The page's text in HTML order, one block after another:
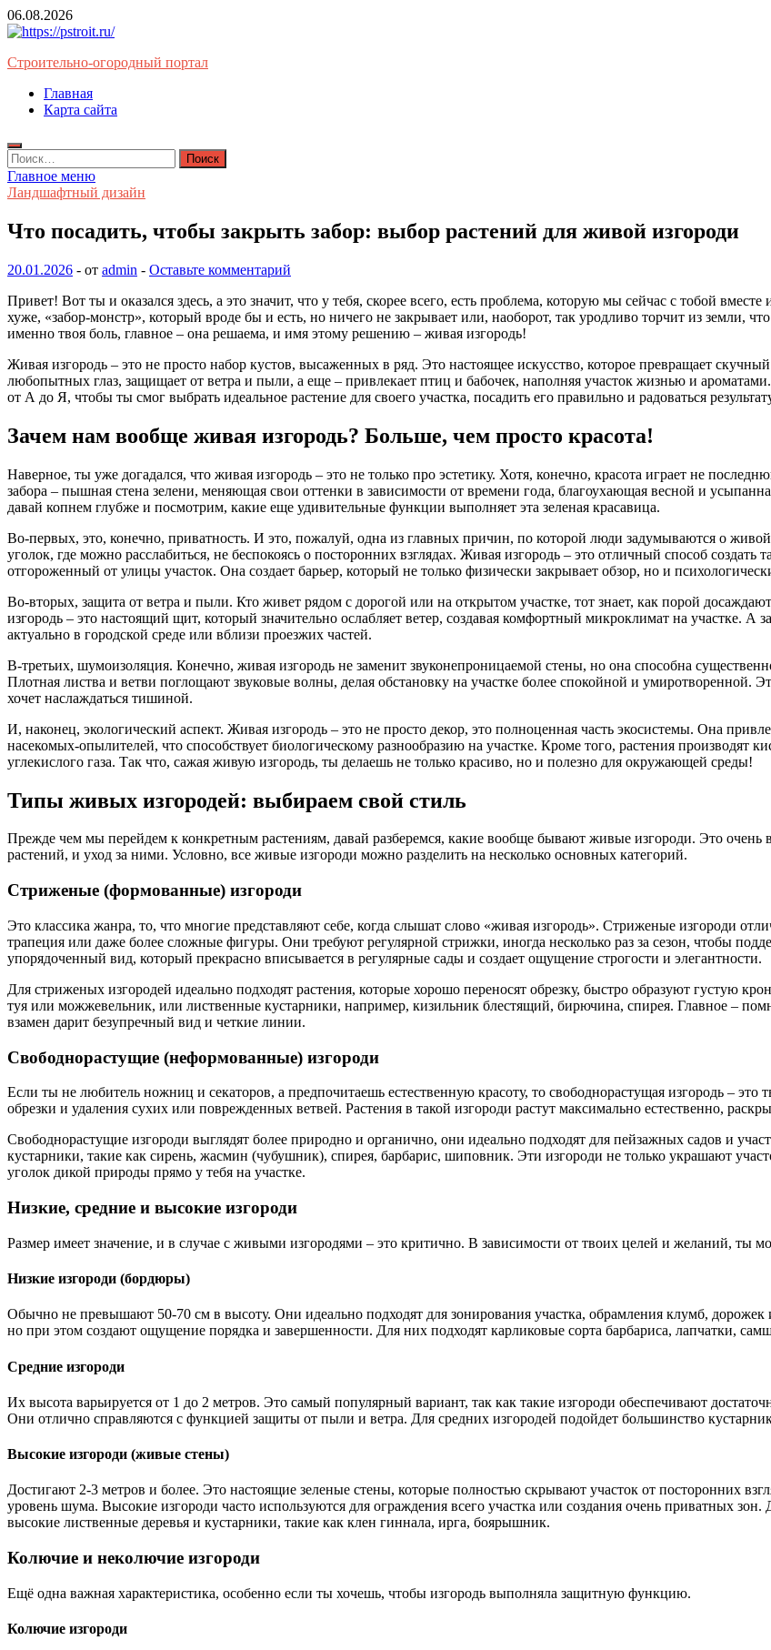
Перейти
к
06.08.2026
Строительно-огородный портал
Главная
Карта сайта
Найти:
Главное меню
Ландшафтный дизайн
Что посадить, чтобы закрыть забор: выбор растений для живой изгороди
20.01.2026 - от admin - Оставьте комментарий
Привет! Вот ты и оказался здесь, а это значит, что у тебя, скорее всего, есть проблема, которую мы сейчас с тобой
хуже, «забор-монстр», который вроде бы и есть, но ничего не закрывает или, наоборот, так уродливо торчит из земли,
именно твоя боль, главное – она решаема, и имя этому решению – живая изгородь!
Живая изгородь – это не просто набор кустов, высаженных в ряд. Это настоящее искусство, которое превращает
любопытных глаз, защищает от ветра и пыли, а еще – привлекает птиц и бабочек, наполняя участок жизнью и
от А до Я, чтобы ты смог выбрать идеальное растение для своего участка, посадить его правильно и радоваться
Зачем нам вообще живая изгородь? Больше, чем просто красота!
Наверное, ты уже догадался, что живая изгородь – это не только про эстетику. Хотя, конечно, красота играет не
забора – пышная стена зелени, меняющая свои оттенки в зависимости от времени года, благоухающая весной и
давай копнем глубже и посмотрим, какие еще удивительные функции выполняет эта зеленая красавица.
Во-первых, это, конечно, приватность. И это, пожалуй, одна из главных причин, по которой люди задумываются о
уголок, где можно расслабиться, не беспокоясь о посторонних взглядах. Живая изгородь – это отличный способ
отгороженный от улицы участок. Она создает барьер, который не только физически закрывает обзор, но и
Во-вторых, защита от ветра и пыли. Кто живет рядом с дорогой или на открытом участке, тот знает, как порой
изгородь – это настоящий щит, который значительно ослабляет ветер, создавая комфортный микроклимат на участке. А
актуально в городской среде или вблизи проезжих частей.
В-третьих, шумоизоляция. Конечно, живая изгородь не заменит звуконепроницаемой стены, но она способна
Плотная листва и ветви поглощают звуковые волны, делая обстановку на участке более спокойной и умиротворенной.
хочет наслаждаться тишиной.
И, наконец, экологический аспект. Живая изгородь – это не просто декор, это полноценная часть экосистемы. Она
насекомых-опылителей, что способствует биологическому разнообразию на участке. Кроме того, растения производят
углекислого газа. Так что, сажая живую изгородь, ты делаешь не только красиво, но и полезно для окружающей среды!
Типы живых изгородей: выбираем свой стиль
Прежде чем мы перейдем к конкретным растениям, давай разберемся, какие вообще бывают живые изгороди. Это очень
растений, и уход за ними. Условно, все живые изгороди можно разделить на несколько основных категорий.
Стриженые (формованные) изгороди
Это классика жанра, то, что многие представляют себе, когда слышат слово «живая изгородь». Стриженые изгороди
трапеция или даже более сложные фигуры. Они требуют регулярной стрижки, иногда несколько раз за сезон, чтобы
упорядоченный вид, который прекрасно вписывается в регулярные сады и создает ощущение строгости и элегантности.
Для стриженых изгородей идеально подходят растения, которые хорошо переносят обрезку, быстро образуют густую
туя или можжевельник, или лиственные кустарники, например, кизильник блестящий, бирючина, спирея. Главное –
взамен дарит безупречный вид и четкие линии.
Свободнорастущие (неформованные) изгороди
Если ты не любитель ножниц и секаторов, а предпочитаешь естественную красоту, то свободнорастущая изгородь –
обрезки и удаления сухих или поврежденных ветвей. Растения в такой изгороди растут максимально естественно,
Свободнорастущие изгороди выглядят более природно и органично, они идеально подходят для пейзажных садов и
кустарники, такие как сирень, жасмин (чубушник), спирея, барбарис, шиповник. Эти изгороди не только украшают
уголок дикой природы прямо у тебя на участке.
Низкие, средние и высокие изгороди
Размер имеет значение, и в случае с живыми изгородями – это критично. В зависимости от твоих целей и желаний, ты
Низкие изгороди (бордюры)
Обычно не превышают 50-70 см в высоту. Они идеально подходят для зонирования участка, обрамления клумб,
но при этом создают ощущение порядка и завершенности. Для них подходят карликовые сорта барбариса, лапчатки,
Средние изгороди
Их высота варьируется от 1 до 2 метров. Это самый популярный вариант, так как такие изгороди обеспечивают
Они отлично справляются с функцией защиты от пыли и ветра. Для средних изгородей подойдет большинство
Высокие изгороди (живые стены)
Достигают 2-3 метров и более. Это настоящие зеленые стены, которые полностью скрывают участок от посторонних
уровень шума. Высокие изгороди часто используются для ограждения всего участка или создания очень приватных
высокие лиственные деревья и кустарники, такие как клен гиннала, ирга, боярышник.
Колючие и неколючие изгороди
Ещё одна важная характеристика, особенно если ты хочешь, чтобы изгородь выполняла защитную функцию.
Колючие изгороди